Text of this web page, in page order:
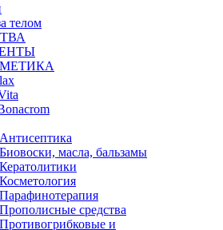
телом
Антисептика
Биовоски, масла, бальзамы
Кератолитики
Косметология
Парафинотерапия
Прополисные средства
Противогрибковые и